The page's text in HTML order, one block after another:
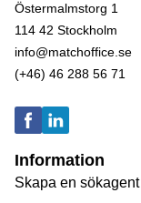
Östermalmstorg 1
114 42 Stockholm
info@matchoffice.se
(+46) 46 288 56 71
Information
Skapa en sökagent